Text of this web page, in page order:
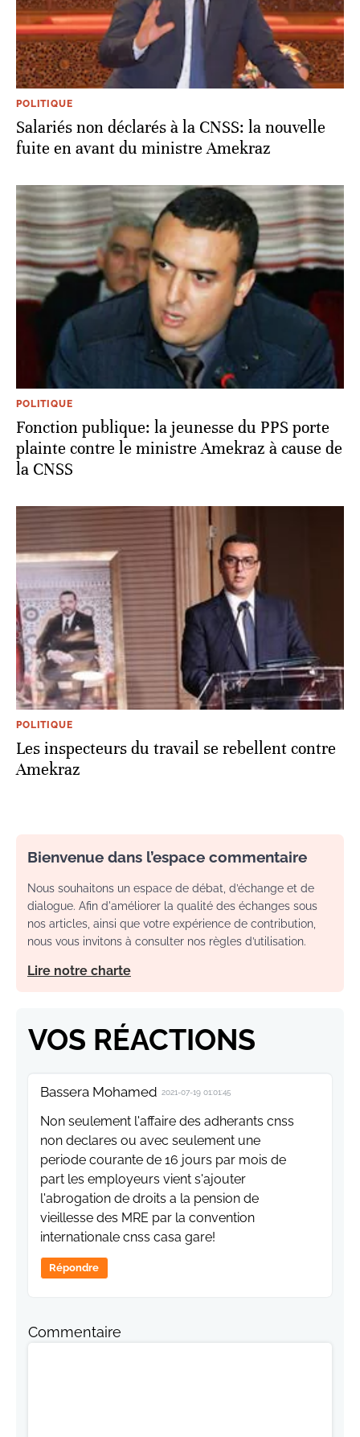
POLITIQUE
Salariés non déclarés à la CNSS: la nouvelle
fuite en avant du ministre Amekraz
POLITIQUE
Fonction publique: la jeunesse du PPS porte
plainte contre le ministre Amekraz à cause de
la CNSS
POLITIQUE
Les inspecteurs du travail se rebellent contre
Amekraz
Bienvenue dans l’espace commentaire
Nous souhaitons un espace de débat, d’échange et de
dialogue. Afin d'améliorer la qualité des échanges sous
nos articles, ainsi que votre expérience de contribution,
nous vous invitons à consulter nos règles d’utilisation.
Lire notre charte
VOS RÉACTIONS
Bassera Mohamed 2021-07-19 01:01:45
Non seulement l'affaire des adherants cnss
non declares ou avec seulement une
periode courante de 16 jours par mois de
part les employeurs vient s'ajouter
l'abrogation de droits a la pension de
vieillesse des MRE par la convention
internationale cnss casa gare!
Répondre
Commentaire